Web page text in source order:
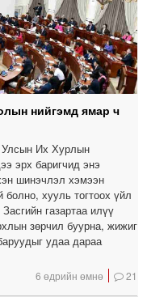
нийгэмд ямар ч
Улсын Их Хурлын
эрх баригчид энэ
шинэчлэл хэмээн
хууль тогтоох үйл
газартаа илүү
зөрчил буурна, жижиг
удаа дараа
6 өдрийн өмнө 21